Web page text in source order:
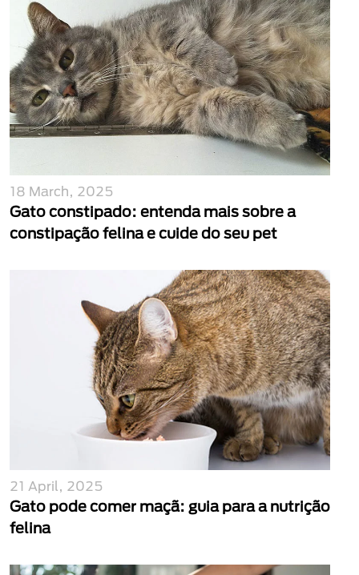
18 March, 2025
Gato constipado: entenda mais sobre a
constipação felina e cuide do seu pet
21 April, 2025
Gato pode comer maçã: guia para a nutrição
felina